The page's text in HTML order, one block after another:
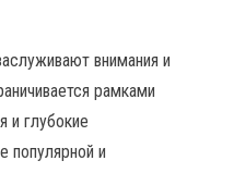
внимания и
рамками
и глубокие
популярной и